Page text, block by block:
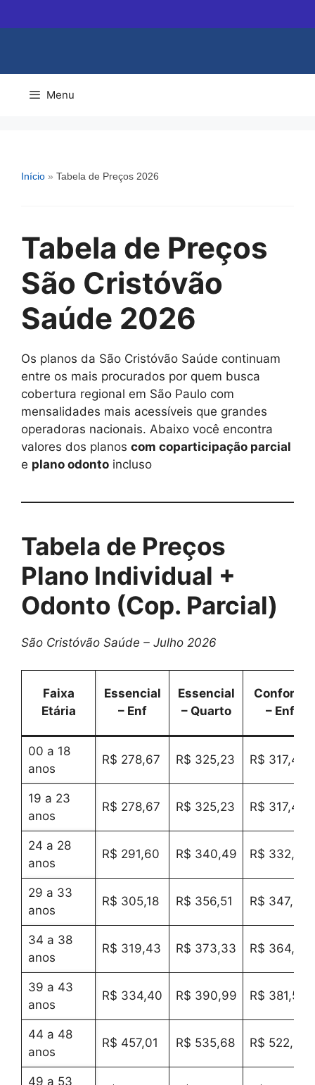
para
Menu
Início » Tabela de Preços 2026
Tabela de Preços
São Cristóvão
Saúde 2026
Os planos da São Cristóvão Saúde continuam
entre os mais procurados por quem busca
cobertura regional em São Paulo com
mensalidades mais acessíveis que grandes
operadoras nacionais. Abaixo você encontra
valores dos planos com coparticipação parcial
e plano odonto incluso
Tabela de Preços
Plano Individual +
Odonto (Cop. Parcial)
São Cristóvão Saúde – Julho 2026
Faixa
Etária
Essencial
– Enf
Essencial
– Quarto
Conforto
– Enf
00 a 18
anos
R$ 278,67 R$ 325,23 R$ 317,47
19 a 23
anos
R$ 278,67 R$ 325,23 R$ 317,47
24 a 28
anos
R$ 291,60 R$ 340,49 R$ 332,34
29 a 33
anos
R$ 305,18 R$ 356,51 R$ 347,95
34 a 38
anos
R$ 319,43 R$ 373,33 R$ 364,34
39 a 43
anos
R$ 334,40 R$ 390,99 R$ 381,55
44 a 48
anos
R$ 457,01 R$ 535,68 R$ 522,55
49 a 53